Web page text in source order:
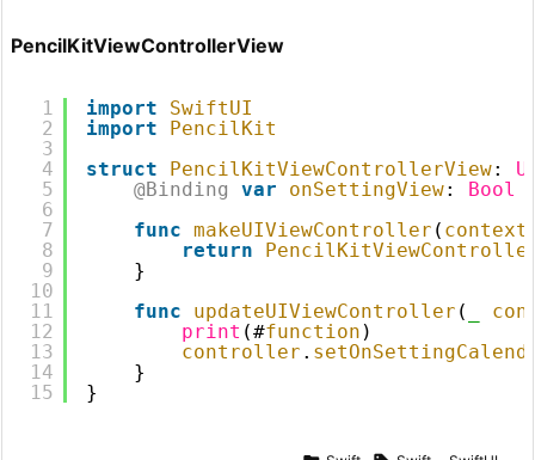
PencilKitViewControllerView
1
2
3
4
5
6
7
8
9
10
11
12
13
14
15
import
SwiftUI
import
PencilKit
struct
PencilKitViewControllerView:
@Binding
var onSettingView:
Bool
func makeUIViewController ( context
return
}
func
updateUIViewController (
print (#function )
controller .
}
}